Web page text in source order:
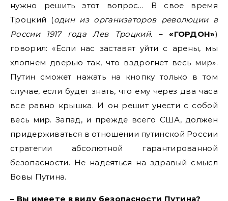
нужно решить этот вопрос… В свое время
Троцкий (один из организаторов революции в
России 1917 года Лев Троцкий. –«ГОРДОН»)
говорил: «Если нас заставят уйти с арены, мы
хлопнем дверью так, что вздрогнет весь мир».
Путин сможет нажать на кнопку только в том
случае, если будет знать, что ему через два часа
все равно крышка. И он решит унести с собой
весь мир. Запад, и прежде всего США, должен
придерживаться в отношении путинской России
стратегии абсолютной гарантированной
безопасности. Не надеяться на здравый смысл
Вовы Путина.
– Вы имеете в виду безопасности Путина?